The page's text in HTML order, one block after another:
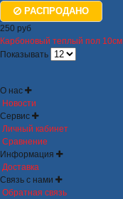
РАСПРОДАНО
250 руб
Карбоновый теплый пол 10см
Показывать
О нас
Новости
Сервис
Личный кабинет
Сравнение
Информация
Доставка
Связь с нами
Обратная связь